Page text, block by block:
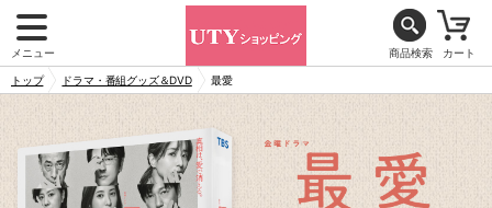
メニュー 商品検索 カート
トップ ドラマ・番組グッズ＆DVD 最愛